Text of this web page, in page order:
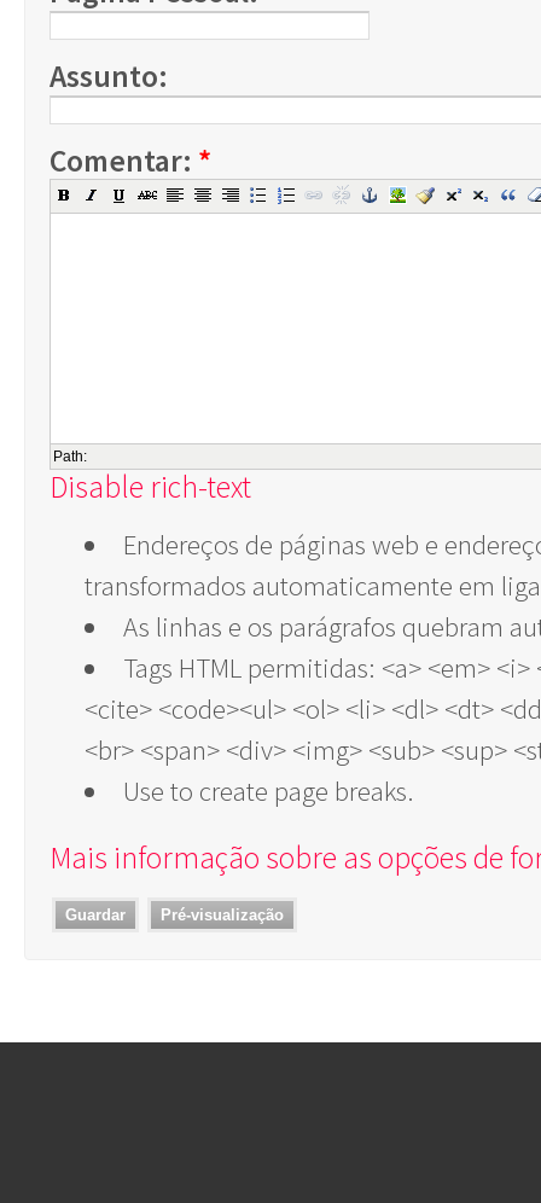
Assunto:
Comentar: *
Path:
Disable rich-text
Endereços de páginas web e
transformados automaticamente em
As linhas e os parágrafos quebram
Tags HTML permitidas: <a> <em> <i>
<cite> <code><ul> <ol> <li> <dl> <dt>
<br> <span> <div> <img> <sub> <sup>
Use to create page breaks.
Mais informação sobre as opções de